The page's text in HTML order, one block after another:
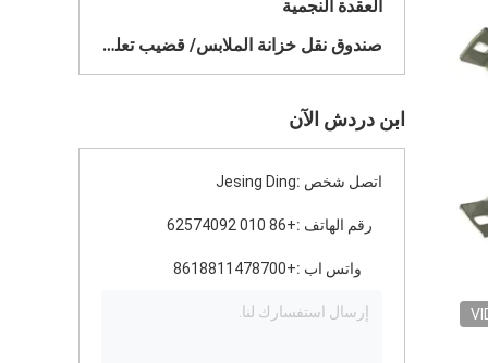
العقدة النجمية
صندوق نقل خزانة الملابس/ قضيب تعليق الملابس
ابن دردش الآن
اتصل شخص :Jesing Ding
رقم الهاتف :+86 010 62574092
واتس اب :+8618811478700